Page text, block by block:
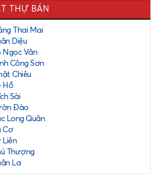
THỰ BÁN
Thai Mai
Diệu
Ngọc Vân
Công Sơn
Chiêu
Hồ
Sài
Đào
Long Quân
Cơ
Liên
Thượng
La